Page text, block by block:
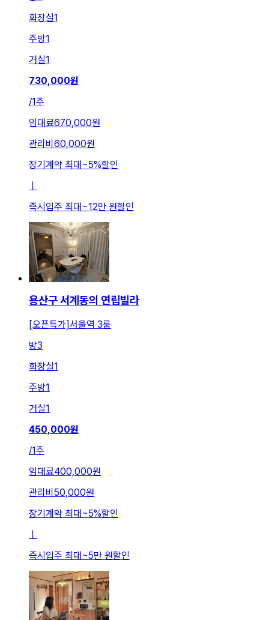
화장실1
주방1
거실1
730,000원
/1주
임대료670,000원
관리비 60,000원
장기계약 최대~5%할인
ㅣ
즉시입주 최대~12만 원할인
용산구 서계동의 연립빌라
[오픈특가]서울역 3룸
방3
화장실1
주방1
거실1
450,000원
/1주
임대료400,000원
관리비 50,000원
장기계약 최대~5%할인
ㅣ
즉시입주 최대~5만 원할인